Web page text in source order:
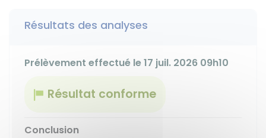
Résultats des analyses
Prélèvement effectué le 17 juil. 2026 09h10
Résultat conforme
Conclusion